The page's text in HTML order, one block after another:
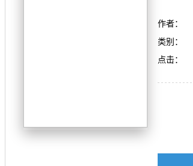
作者：
类别：
点击：